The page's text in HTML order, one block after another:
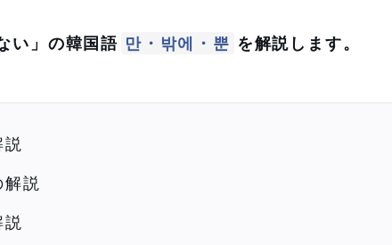
い」の韓国語 만・밖에・뿐 を解説します。
解説